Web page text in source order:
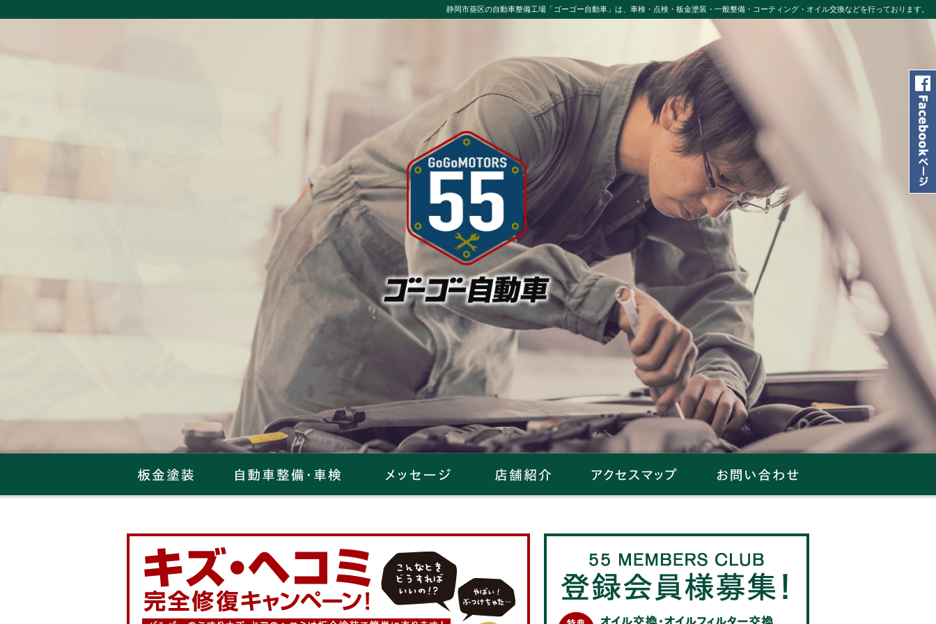
静岡市葵区の自動車整備工場「ゴーゴー自動車」は、車検・点検・板金塗装・一般整備・コーティング・オイル交換などを行っております。